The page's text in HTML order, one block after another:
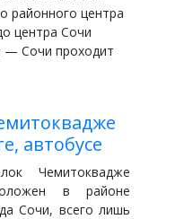
районного центра
центра Сочи
— Сочи проходит
автобусе
Чемитоквадже
в районе
Сочи, всего лишь